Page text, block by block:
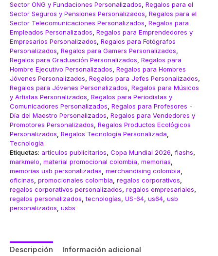
Sector ONG y Fundaciones Personalizados, Regalos para el
Sector Seguros y Pensiones Personalizados, Regalos para el
Sector Telecomunicaciones Personalizados, Regalos para
Empleados Personalizados, Regalos para Emprendedores y
Empresarios Personalizados, Regalos para Fotógrafos
Personalizados, Regalos para Gamers Personalizados,
Regalos para Graduación Personalizados, Regalos para
Hombre Ejecutivo Personalizados, Regalos para Hombres
Jóvenes Personalizados, Regalos para Jefes Personalizados,
Regalos para Jóvenes Personalizados, Regalos para Músicos
y Artistas Personalizados, Regalos para Periodistas y
Comunicadores Personalizados, Regalos para Profesores -
Día del Maestro Personalizados, Regalos para Vendedores y
Promotores Personalizados, Regalos Productos Ecológicos
Personalizados, Regalos Tecnología Personalizada,
Tecnología
Etiquetas: artículos publicitarios, Copa Mundial 2026, flashs,
markmelo, material promocional colombia, memorias,
memorias usb personalizadas, merchandising colombia,
oficinas, promocionales colombia, regalos corporativos,
regalos corporativos personalizados, regalos empresariales,
regalos personalizados,tecnologías, US-64, us64, usb
personalizados, usbs
Descripción
Información adicional